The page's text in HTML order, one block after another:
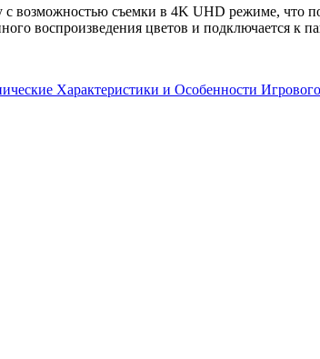
возможностью съемки в 4K UHD режиме, что
воспроизведения цветов и подключается к
Характеристики и Особенности